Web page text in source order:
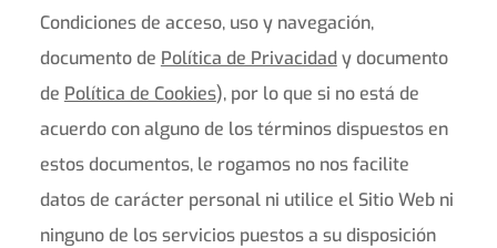
Condiciones de acceso, uso y navegación,
documento de Política de Privacidad y documento
de Política de Cookies), por lo que si no está de
acuerdo con alguno de los términos dispuestos en
estos documentos, le rogamos no nos facilite
datos de carácter personal ni utilice el Sitio Web ni
ninguno de los servicios puestos a su disposición